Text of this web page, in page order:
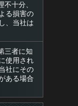
十分、
る損害の
、当社は
三者に知
使用され
社にその
ある場合